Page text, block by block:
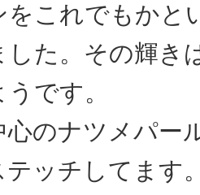
をこれでもかと
した。その輝き
です。
心のナツメパー
テッチしてます